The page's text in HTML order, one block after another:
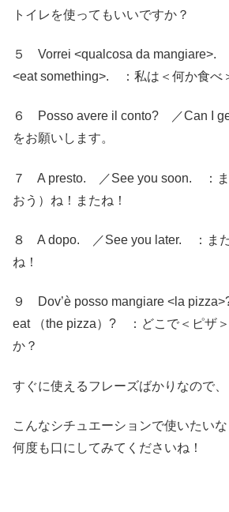
トイレを使ってもいいですか？
５ Vorrei <qualcosa da mangiare>.
<eat something>. ：私は＜何か食べ
６ Posso avere il conto? ／Can I
をお願いします。
７ A presto. ／See you soon. ：ま
おう）ね！またね！
８ A dopo. ／See you later. ：また
ね！
９ Dov’è posso mangiare <la
eat （the pizza）? ：どこで＜ピザ
か？
すぐに使えるフレーズばかりなので、
こんなシチュエーションで使いたいな
何度も口にしてみてくださいね！